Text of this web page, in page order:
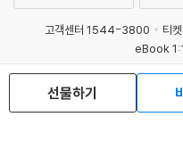
선물하기
고객센터 1544-3800 티
eBook
예스이십사
이용약관
개인정